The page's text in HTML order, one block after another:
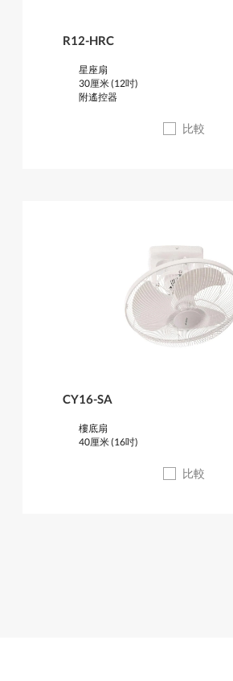
R12-HRC
星座扇
30厘米 (12吋)
附遙控器
比較
CY16-SA
樓底扇
40厘米 (16吋)
比較